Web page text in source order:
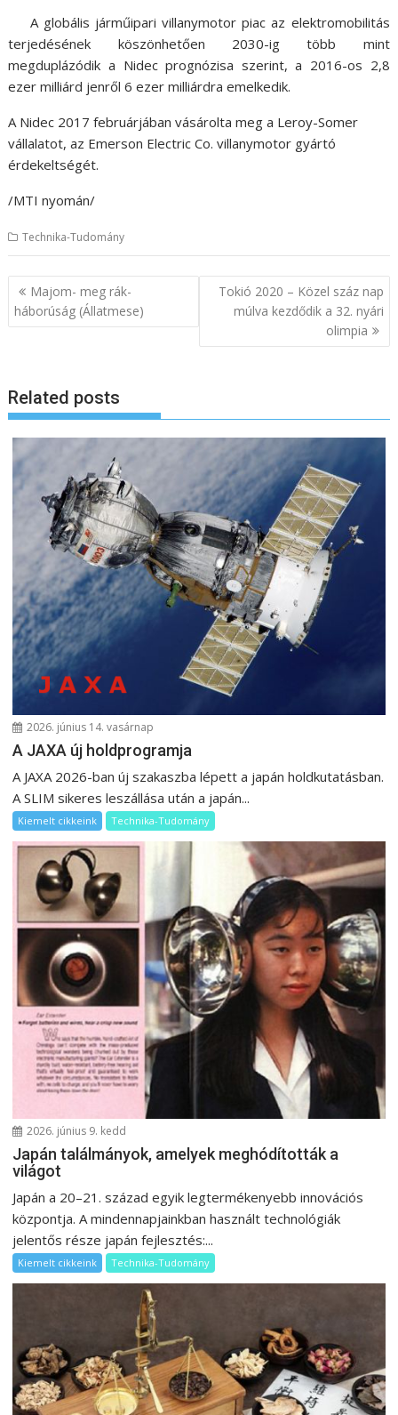
A globális járműipari villanymotor piac az elektromobilitás
terjedésének köszönhetően 2030-ig több mint
megduplázódik a Nidec prognózisa szerint, a 2016-os 2,8
ezer milliárd jenről 6 ezer milliárdra emelkedik.
A Nidec 2017 februárjában vásárolta meg a Leroy-Somer
vállalatot, az Emerson Electric Co. villanymotor gyártó
érdekeltségét.
/MTI nyomán/
Technika-Tudomány
B
e
g
y
é
s
n
g
á
c
i
ó
Majom- meg rák-
háborúság (Állatmese)
Tokió 2020 – Közel száz nap
múlva kezdődik a 32. nyári
olimpia
Related posts
2026. június 14. vasárnap
A JAXA új holdprogramja
A JAXA 2026-ban új szakaszba lépett a japán holdkutatásban.
A SLIM sikeres leszállása után a japán...
Kiemelt cikkeink Technika-Tudomány
2026. június 9. kedd
Japán találmányok, amelyek meghódították a
világot
Japán a 20–21. század egyik legtermékenyebb innovációs
központja. A mindennapjainkban használt technológiák
jelentős része japán fejlesztés:...
Kiemelt cikkeink Technika-Tudomány